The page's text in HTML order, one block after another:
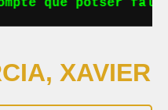
que potser
XAVIER